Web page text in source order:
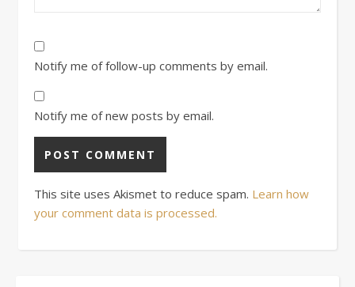
Notify me of follow-up comments by email.
Notify me of new posts by email.
This site uses Akismet to reduce spam. Learn how
your comment data is processed.